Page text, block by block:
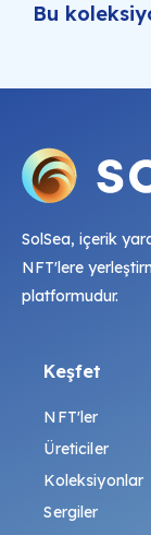
Bu
SolSea, içerik
NFT'lere
platformudur.
Keşfet
NFT'ler
Üreticiler
Koleksiyonlar
Sergiler